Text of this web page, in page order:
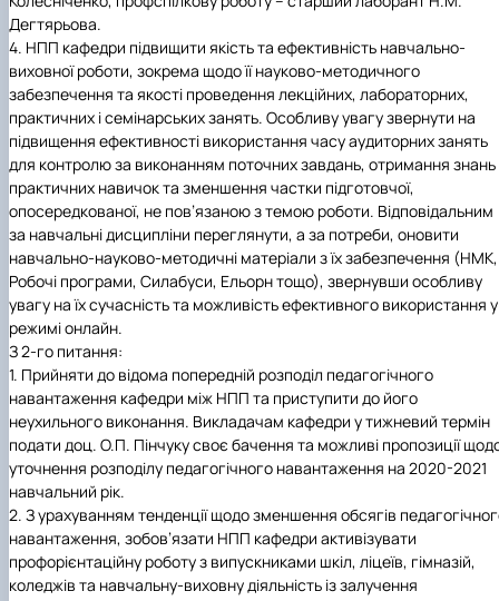
Дегтярьова.
4. НПП кафедри підвищити якість та ефективність навчально-
виховної роботи, зокрема щодо її науково-методичного
забезпечення та якості проведення лекційних, лабораторних,
практичних і семінарських занять. Особливу увагу звернути на
підвищення ефективності використання часу аудиторних занять
для контролю за виконанням поточних завдань, отримання знань
практичних навичок та зменшення частки підготовчої,
опосередкованої, не пов’язаною з темою роботи. Відповідальним
за навчальні дисципліни переглянути, а за потреби, оновити
навчально-науково-методичні матеріали з їх забезпечення (НМК,
Робочі програми, Силабуси, Ельорн тощо), звернувши особливу
увагу на їх сучасність та можливість ефективного використання у
режимі онлайн.
З 2-го питання:
1. Прийняти до відома попередній розподіл педагогічного
навантаження кафедри між НПП та приступити до його
неухильного виконання. Викладачам кафедри у тижневий термін
подати доц. О.П. Пінчуку своє бачення та можливі пропозиції
уточнення розподілу педагогічного навантаження на 2020-2021
навчальний рік.
2. З урахуванням тенденції щодо зменшення обсягів
навантаження, зобов’язати НПП кафедри активізувати
профорієнтаційну роботу з випускниками шкіл, ліцеїв, гімназій,
коледжів та навчальну-виховну діяльність із залучення